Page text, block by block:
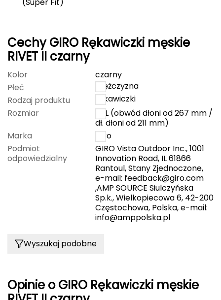
FASHY
Fjord Nansen
G
GIVOVA
GSI Outdoors
Gear Aid
Grand Trunk
Cechy GIRO Rękawiczki męskie
RIVET II czarny
Kolor
czarny
Płeć
mężczyzna
Rodzaj produktu
rękawiczki
Rozmiar
XXL (obwód dłoni od 267 mm /
dł. dłoni od 211 mm)
Marka
Giro
Podmiot
odpowiedzialny
GIRO Vista Outdoor Inc., 1001
Innovation Road, IL 61866
Rantoul, Stany Zjednoczone,
e-mail: feedback@giro.com
,AMP SOURCE Siulczyńska
Sp.k., Wielkopiecowa 6, 42-200
Częstochowa, Polska, e-mail:
info@amppolska.pl
Wyszukaj podobne
Opinie o GIRO Rękawiczki męskie